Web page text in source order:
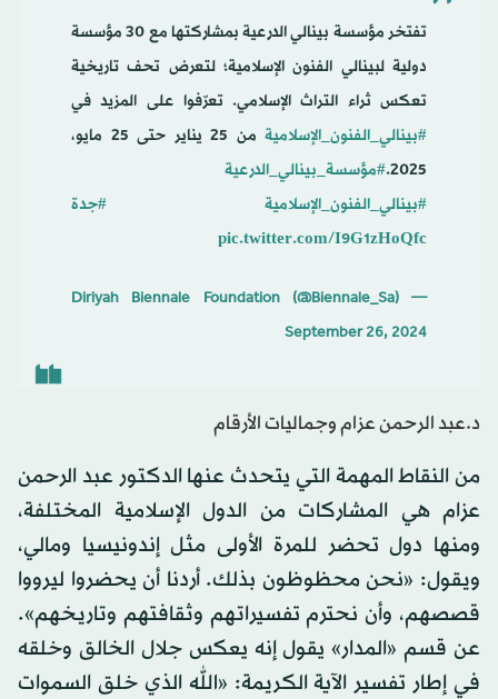
تفتخر مؤسسة بينالي الدرعية بمشاركتها مع 30 مؤسسة
دولية لبينالي الفنون الإسلامية؛ لتعرض تحف تاريخية
تعكس ثراء التراث الإسلامي. تعرّفوا على المزيد في
#بينالي_الفنون_الإسلامية
من 25 يناير حتى 25 مايو،
2025. #مؤسسة_بينالي_الدرعية
#بينالي_الفنون_الإسلامية
#جدة
pic.twitter.com/I9G1zHoQfc
— Diriyah Biennale Foundation (@Biennale_Sa)
September 26, 2024
د.عبد الرحمن عزام وجماليات الأرقام
من النقاط المهمة التي يتحدث عنها الدكتور عبد الرحمن
عزام هي المشاركات من الدول الإسلامية المختلفة،
ومنها دول تحضر للمرة الأولى مثل إندونيسيا ومالي،
ويقول: «نحن محظوظون بذلك. أردنا أن يحضروا ليرووا
قصصهم، وأن نحترم تفسيراتهم وثقافتهم وتاريخهم».
عن قسم «المدار» يقول إنه يعكس جلال الخالق وخلقه
في إطار تفسير الآية الكريمة: «الله الذي خلق السموات